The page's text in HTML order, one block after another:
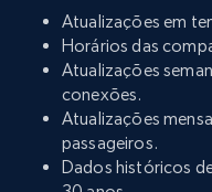
Atualizações em
Horários das
Atualizações
conexões.
Atualizações
passageiros.
Dados históricos